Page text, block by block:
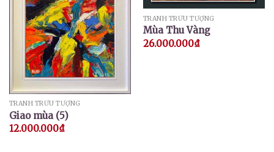
TRANH TRỪU TƯỢNG
Giao mùa (5)
12.000.000₫
TRANH TRỪU TƯỢNG
Mùa Thu Vàng
26.000.000₫